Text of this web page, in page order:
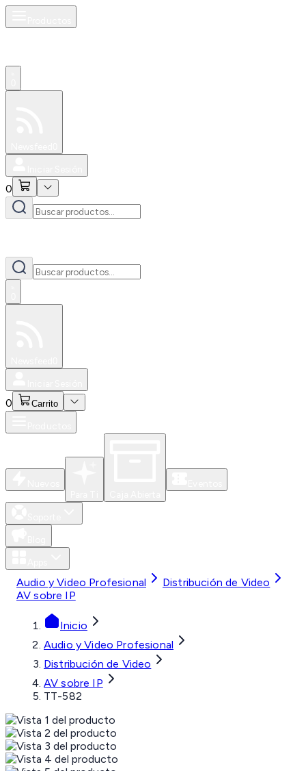
0
0 Carrito
Audio y Video Profesional
Distribución de Video
AV sobre IP
Inicio
Audio y Video Profesional
Distribución de Video
AV sobre IP
TT-582